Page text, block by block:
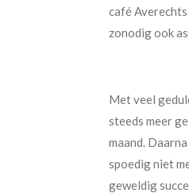
café
zonodig ook
Met veel
steeds meer
maand.
spoedig niet
geweldig